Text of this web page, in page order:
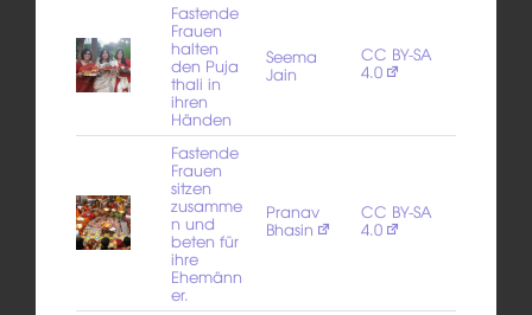
Fastende
Frauen
halten
den Puja
thali in
ihren
Händen
Seema
Jain
CC BY-SA
4.0
Fastende
Frauen
sitzen
zusamme
n und
beten für
ihre
Ehemänn
er.
Pranav
Bhasin
CC BY-SA
4.0